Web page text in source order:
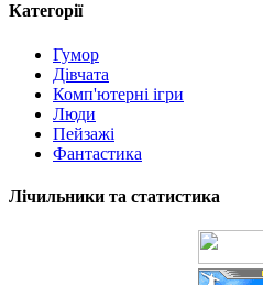
Категорії
Гумор
Дівчата
Комп'ютерні ігри
Люди
Пейзажі
Фантастика
Лічильники та статистика